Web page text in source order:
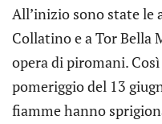
All’inizio sono state le
Collatino e a Tor Bella
opera di piromani.
pomeriggio del 13
fiamme hanno